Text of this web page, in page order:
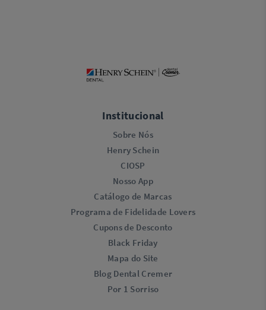
Institucional
Sobre Nós
Henry Schein
CIOSP
Nosso App
Catálogo de Marcas
Programa de Fidelidade Lovers​
Cupons de Desconto
Black Friday
Mapa do Site
Blog Dental Cremer
Por 1 Sorriso